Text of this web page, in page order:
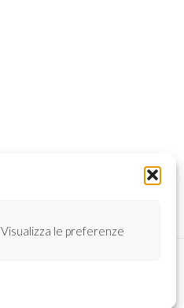
Visualizza le preferenze